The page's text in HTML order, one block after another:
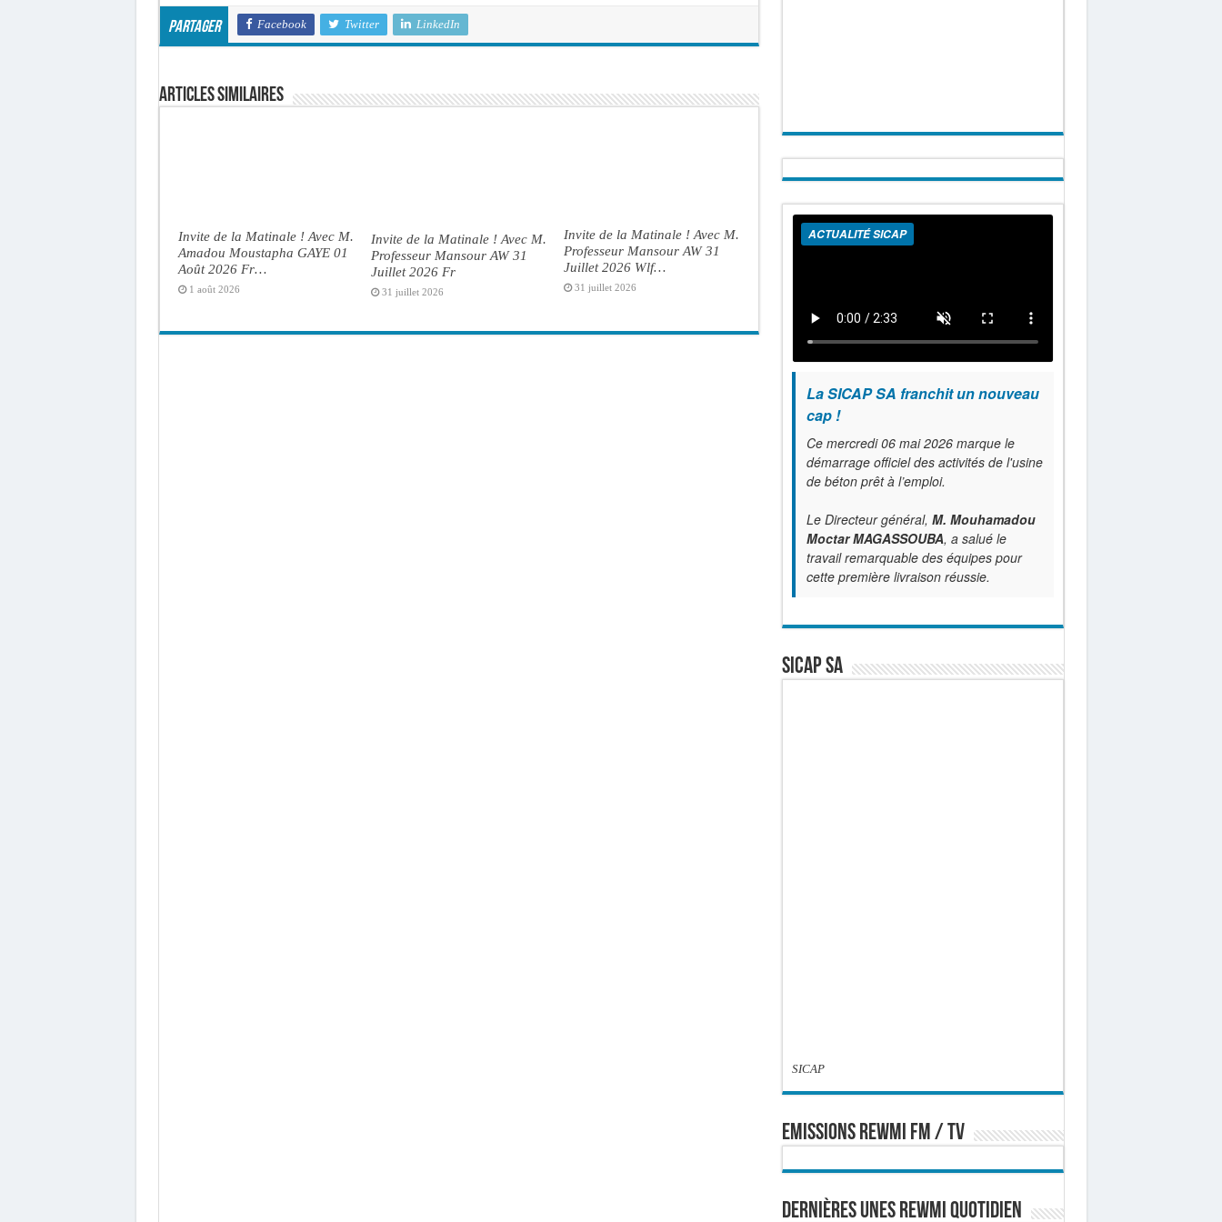
Partager Facebook Twitter LinkedIn
Articles similaires
Invite de la Matinale ! Avec M.
Amadou Moustapha GAYE 01
Août 2026 Fr…
1 août 2026
Invite de la Matinale ! Avec M.
Professeur Mansour AW 31
Juillet 2026 Fr
31 juillet 2026
Invite de la Matinale ! Avec M.
Professeur Mansour AW 31
Juillet 2026 Wlf…
31 juillet 2026
ACTUALITÉ SICAP
La SICAP SA franchit un nouveau
cap !
Ce mercredi 06 mai 2026 marque le
démarrage officiel des activités de l'usine
de béton prêt à l’emploi.
Le Directeur général, M. Mouhamadou
Moctar MAGASSOUBA, a salué le
travail remarquable des équipes pour
cette première livraison réussie.
SICAP SA
SICAP
EMISSIONS REWMI FM / TV
Dernières Unes Rewmi Quotidien